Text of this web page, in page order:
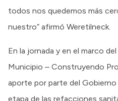
todos nos quedemos más
nuestro” afirmó Weretilneck.
En la jornada y en el marco
Municipio – Construyendo
aporte por parte del Gobierno
etapa de las refacciones